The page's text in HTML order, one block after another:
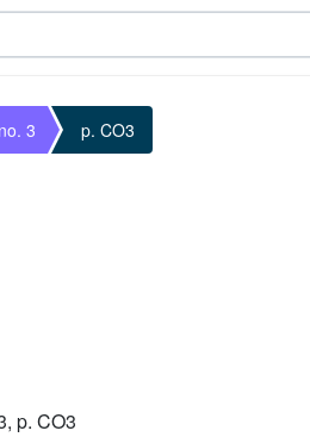
no. 3 p. CO3
p. CO3